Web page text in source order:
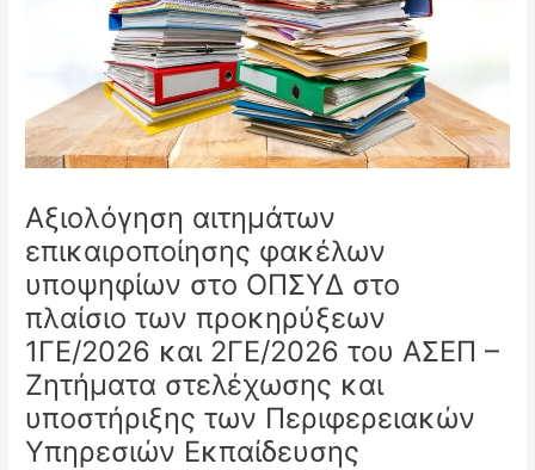
Αξιολόγηση αιτημάτων
επικαιροποίησης φακέλων
υποψηφίων στο ΟΠΣΥΔ στο
πλαίσιο των προκηρύξεων
1ΓΕ/2026 και 2ΓΕ/2026 του ΑΣΕΠ –
Ζητήματα στελέχωσης και
υποστήριξης των Περιφερειακών
Υπηρεσιών Εκπαίδευσης